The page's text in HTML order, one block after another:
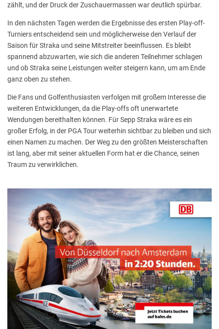
zählt, und der Druck der Zuschauermassen war deutlich spürbar.
In den nächsten Tagen werden die Ergebnisse des ersten Play-off-
Turniers entscheidend sein und möglicherweise den Verlauf der
Saison für Straka und seine Mitstreiter beeinflussen. Es bleibt
spannend abzuwarten, wie sich die anderen Teilnehmer schlagen
und ob Straka seine Leistungen weiter steigern kann, um am Ende
ganz oben zu stehen.
Die Fans und Golfenthusiasten verfolgen mit großem Interesse die
weiteren Entwicklungen, da die Play-offs oft unerwartete
Wendungen bereithalten können. Für Sepp Straka wäre es ein
großer Erfolg, in der PGA Tour weiterhin sichtbar zu bleiben und sich
einen Namen zu machen. Der Weg zu den größten Meisterschaften
ist lang, aber mit seiner aktuellen Form hat er die Chance, seinen
Traum zu verwirklichen.